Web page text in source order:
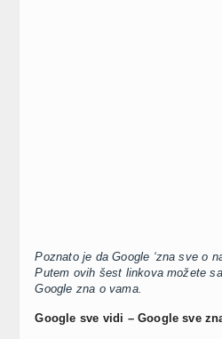
Poznato je da Google ‘zna sve o
Putem ovih šest linkova možete
Google zna o vama.
Google sve vidi – Google sve